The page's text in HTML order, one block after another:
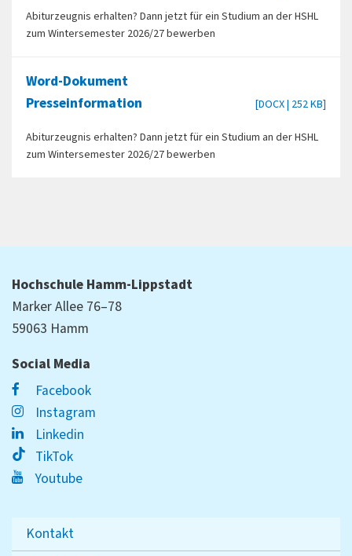
Abiturzeugnis erhalten? Dann jetzt für ein Studium an der HSHL
zum Wintersemester 2026/27 bewerben
Word-Dokument
Presseinformation
[DOCX | 252 KB]
Abiturzeugnis erhalten? Dann jetzt für ein Studium an der HSHL
zum Wintersemester 2026/27 bewerben
Hochschule Hamm-Lippstadt
Marker Allee 76–78
59063 Hamm
Social Media
Facebook
Instagram
Linkedin
TikTok
Youtube
Kontakt